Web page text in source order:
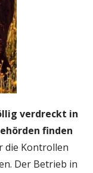
verdreckt in
finden
die Kontrollen
Der Betrieb in